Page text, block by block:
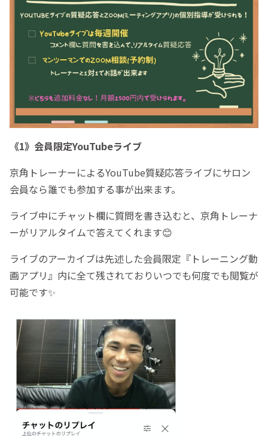
《1》会員限定YouTubeライブ
京角トレーナーによるYouTube質疑応答ライブにサロン
会員なら誰でも参加する事が出来ます。
ライブ中にチャット欄に質問を書き込むと、京角トレーナ
ーがリアルタイムで答えてくれます😊
ライブのアーカイブは先述した会員限定『トレーニング動
画アプリ』内に全て残されておりいつでも何度でも閲覧が
可能です✨